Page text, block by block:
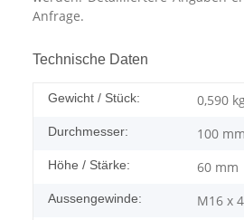
Anfrage.
Technische Daten
Gewicht / Stück: 0,590
Durchmesser: 100 mm
Höhe / Stärke: 60 mm
Aussengewinde: M16 x